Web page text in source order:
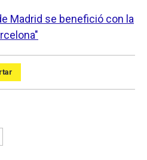
Madrid se benefició con la